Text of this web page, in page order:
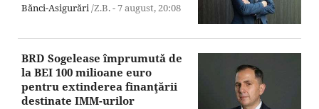
Bănci-Asigurări/Z.B. -7 august,20:08
BRD Sogelease împrumută de
la BEI 100 milioane euro
pentru extinderea finanţării
destinate IMM-urilor